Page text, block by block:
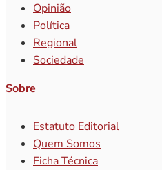
Opinião
Política
Regional
Sociedade
Sobre
Estatuto Editorial
Quem Somos
Ficha Técnica